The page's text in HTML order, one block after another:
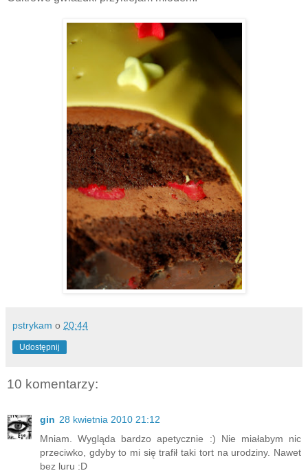
pstrykam o 20:44
Udostępnij
10 komentarzy:
gin 28 kwietnia 2010 21:12
Mniam. Wygląda bardzo apetycznie :) Nie miałabym nic
przeciwko, gdyby to mi się trafił taki tort na urodziny. Nawet
bez luru :D